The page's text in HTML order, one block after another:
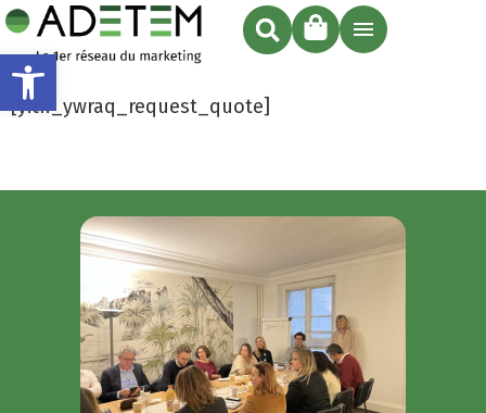
Ouvrir la barre d’outils
[yith_ywraq_request_quote]